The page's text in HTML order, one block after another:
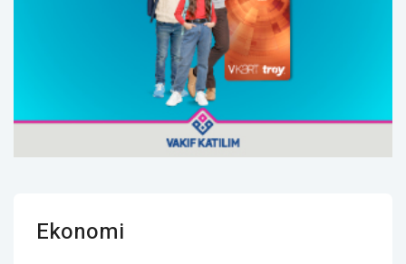
Ekonomi